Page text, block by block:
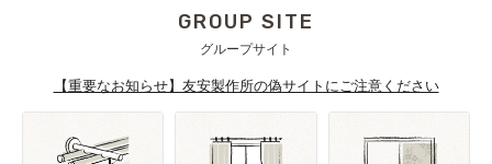
GROUP SITE
グループサイト
【重要なお知らせ】友安製作所の偽サイトにご注意ください